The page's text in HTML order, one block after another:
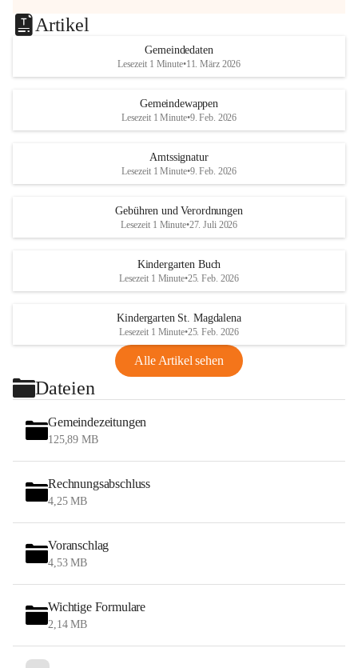
Artikel
Gemeindedaten
Lesezeit 1 Minute•11. März 2026
Gemeindewappen
Lesezeit 1 Minute•9. Feb. 2026
Amtssignatur
Lesezeit 1 Minute•9. Feb. 2026
Gebühren und Verordnungen
Lesezeit 1 Minute•27. Juli 2026
Kindergarten Buch
Lesezeit 1 Minute•25. Feb. 2026
Kindergarten St. Magdalena
Lesezeit 1 Minute•25. Feb. 2026
Alle Artikel sehen
Dateien
Gemeindezeitungen
125,89 MB
Rechnungsabschluss
4,25 MB
Voranschlag
4,53 MB
Wichtige Formulare
2,14 MB